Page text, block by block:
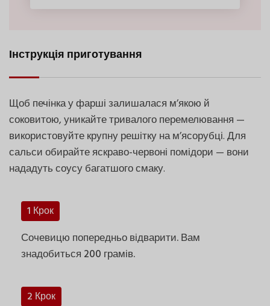
Інструкція приготування
Щоб печінка у фарші залишалася м’якою й
соковитою, уникайте тривалого перемелювання —
використовуйте крупну решітку на м’ясорубці. Для
сальси обирайте яскраво-червоні помідори — вони
нададуть соусу багатшого смаку.
1 Крок
Сочевицю попередньо відварити. Вам
знадобиться 200 грамів.
2 Крок